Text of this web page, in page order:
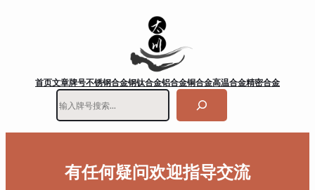
首页文章牌号不锈钢合金钢钛合金铝合金铜合金高温合金精密合金
有任何疑问欢迎指导交流